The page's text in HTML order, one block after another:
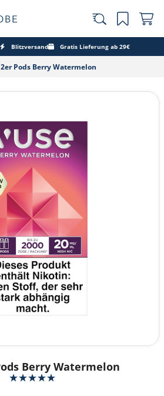
Blitzversand Gratis Lieferung ab 29€
Pods Berry Watermelon‎
Berry Watermelon